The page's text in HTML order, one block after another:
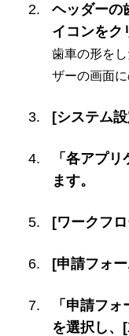
ヘッダーの
イコンをク
歯車の形を
ザーの画面に
[システム
「各アプ
ます。
[ワークフ
[申請フォ
「申請フ
を選択し、